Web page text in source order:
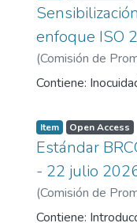
enfoque ISO
(Comisión de
Contiene:
Item Open Access
Estándar
- 22 julio
(Comisión de
Contiene: